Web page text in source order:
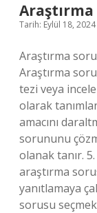
Tarih: Eylül 18, 2024
Araştırma
Araştırma
tezi veya
olarak
amacını
sorununu
olanak tanır.
araştırma
yanıtlamaya
sorusu